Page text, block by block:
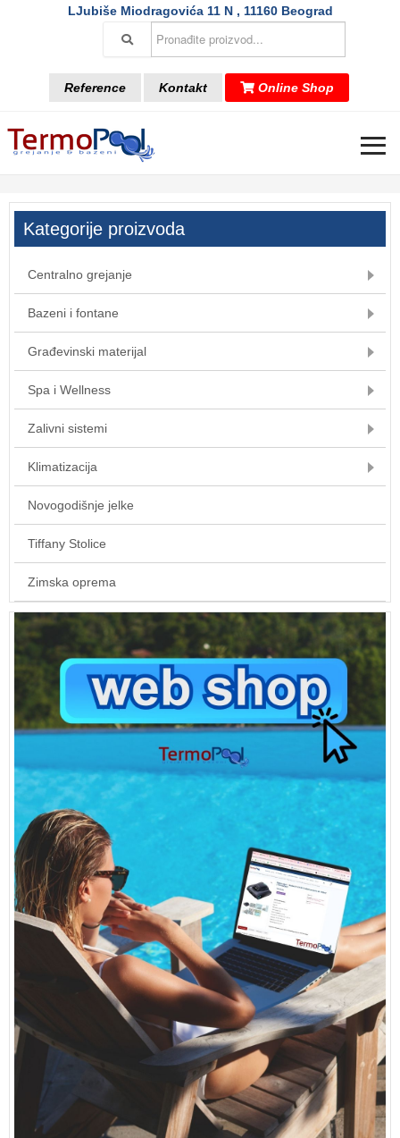
LJubiše Miodragovića 11 N , 11160 Beograd
Reference Kontakt Online Shop
≡
Kategorije proizvoda
Centralno grejanje
Bazeni i fontane
Građevinski materijal
Spa i Wellness
Zalivni sistemi
Klimatizacija
Novogodišnje jelke
Tiffany Stolice
Zimska oprema